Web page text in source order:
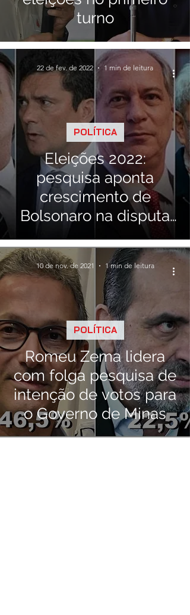
turno
Eleições 2022:
pesquisa aponta
crescimento de
Bolsonaro na disputa
pelo Planalto
POLÍTICA
22 de fev. de 2022 1 min de leitura
Romeu Zema lidera
com folga pesquisa de
intenção de votos para
o Governo de Minas
POLÍTICA
10 de nov. de 2021 1 min de leitura